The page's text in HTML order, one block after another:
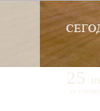
25
по